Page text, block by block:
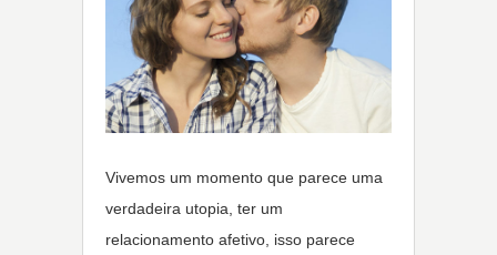
Vivemos um momento que parece uma
verdadeira utopia, ter um
relacionamento afetivo, isso parece